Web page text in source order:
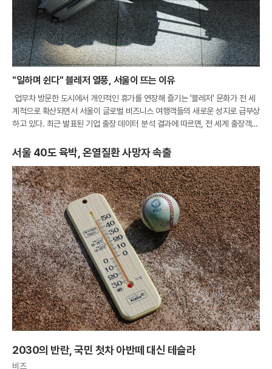
"일하며 쉰다" 블레저 열풍, 서울이 뜨는 이유
업무차 방문한 도시에서 개인적인 휴가를 연장해 즐기는 '블레저' 문화가 전 세
계적으로 확산되면서 서울이 글로벌 비즈니스 여행객들의 새로운 성지로 급부상
하고 있다. 최근 발표된 기업 출장 데이터 분석 결과에 따르면, 전 세계 출장객들
서울 40도 육박, 온열질환 사망자 속출
2030의 반란, 국민 첫차 아반떼 대신 테슬라
비즈